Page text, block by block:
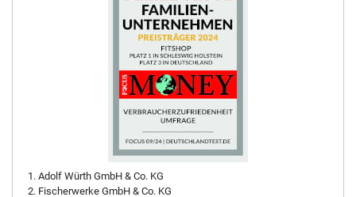
Adolf Würth GmbH & Co. KG
Fischerwerke GmbH & Co. KG